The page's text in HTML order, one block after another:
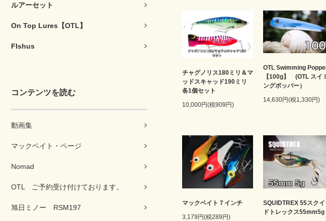
ルアーセット
On Top Lures【OTL】
FIshus
コンテンツを読む
動画集
マックベイト・ページ
Nomad
OTL ご予約受け付けております。
旭日ミノー RSM197
チャグノリス180ミリ＆マ
ッドスキャッド190ミリ
各1個セット
10,000円(税909円)
OTL Swimming
【100g】 (OTL スイ
ングポッパー）
14,630円(税1,330円)
マックベイト７インチ
3,179円(税289円)
SQUIDTREX 55スクイ
ドトレックス55mm5g